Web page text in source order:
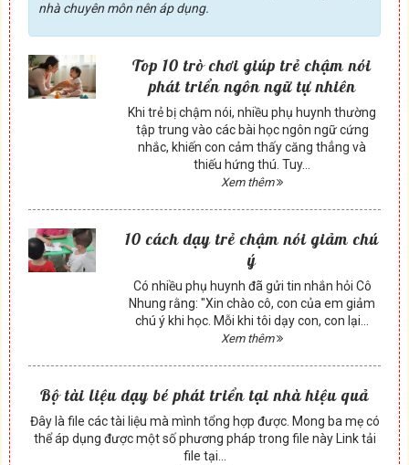
nhà chuyên môn nên áp dụng.
Top 10 trò chơi giúp trẻ chậm nói
phát triển ngôn ngữ tự nhiên
Khi trẻ bị chậm nói, nhiều phụ huynh thường
tập trung vào các bài học ngôn ngữ cứng
nhắc, khiến con cảm thấy căng thẳng và
thiếu hứng thú. Tuy...
Xem thêm
10 cách dạy trẻ chậm nói giảm chú
ý
Có nhiều phụ huynh đã gửi tin nhắn hỏi Cô
Nhung rằng: "Xin chào cô, con của em giảm
chú ý khi học. Mỗi khi tôi dạy con, con lại...
Xem thêm
Bộ tài liệu dạy bé phát triển tại nhà hiệu quả
Đây là file các tài liệu mà mình tổng hợp được. Mong ba mẹ có
thể áp dụng được một số phương pháp trong file này Link tải
file tại...